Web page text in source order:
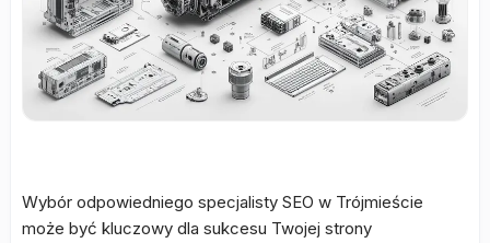
Wybór odpowiedniego specjalisty SEO w Trójmieście
może być kluczowy dla sukcesu Twojej strony